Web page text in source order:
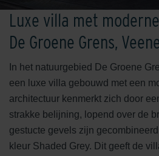
Luxe villa met
De Groene Grens,
In het natuurgebied De Groene
een luxe villa gebouwd met een
architectuur kenmerkt zich door
strakke belijning, lopend over de
gestucte gevels zijn
kleur Shaded Grey. Dit geeft de